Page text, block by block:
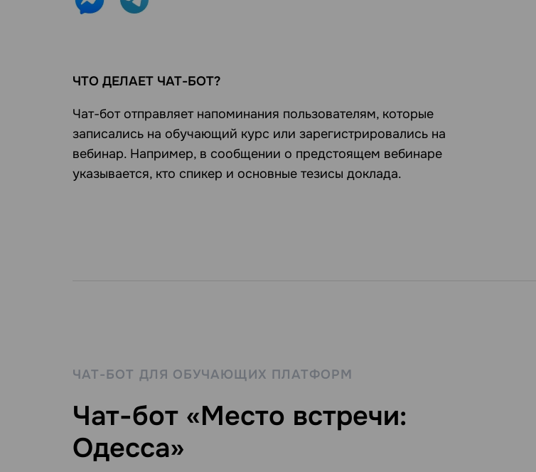
ЧТО ДЕЛАЕТ ЧАТ-БОТ?
Чат-бот отправляет напоминания пользователям, которые
записались на обучающий курс или зарегистрировались на
вебинар. Например, в сообщении о предстоящем вебинаре
указывается, кто спикер и основные тезисы доклада.
ЧАТ-БОТ ДЛЯ ОБУЧАЮЩИХ ПЛАТФОРМ
Чат-бот «Место встречи:
Одесса»